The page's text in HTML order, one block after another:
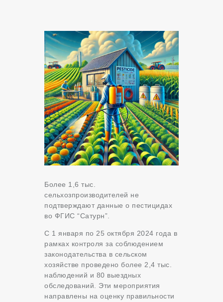
Более 1,6 тыс.
сельхозпроизводителей не
подтверждают данные о пестицидах
во ФГИС “Сатурн”.
С 1 января по 25 октября 2024 года в
рамках контроля за соблюдением
законодательства в сельском
хозяйстве проведено более 2,4 тыс.
наблюдений и 80 выездных
обследований. Эти мероприятия
направлены на оценку правильности